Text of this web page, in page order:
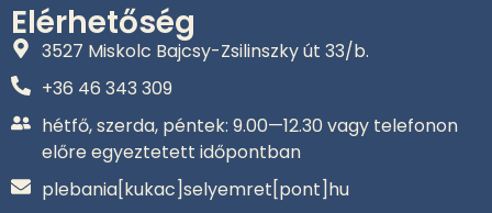
Elérhetőség
3527 Miskolc Bajcsy-Zsilinszky út 33/b.
+36 46 343 309‬
hétfő, szerda, péntek: 9.00—12.30 vagy telefonon
előre egyeztetett időpontban
plebania[kukac]selyemret[pont]hu